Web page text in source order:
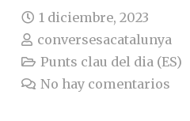
1 diciembre, 2023
conversesacatalunya
Punts clau del dia (ES)
No hay comentarios